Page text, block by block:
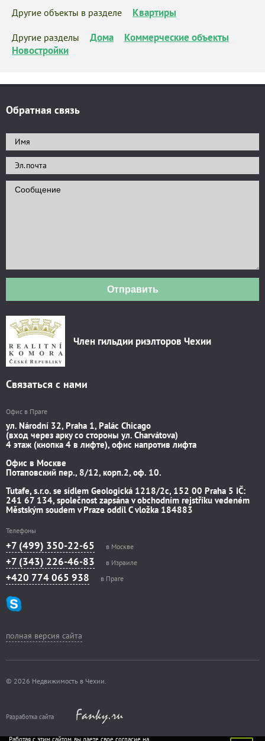
Другие объекты в разделе Квартиры
Другие разделы Дома
Коммерческие объекты
Новостройки
Обратная связь
Отправить
Член гильдии риэлторов Чехии
Связаться с нами
Офис в Праге
ул. Národní 32, Praha 1, Palác Chicago
(вход через арку со стороны ул. Charvátova)
4 этаж (кнопка 4 в лифте), офис напротив лифта
Офис в Москве
Потаповский пер., 8/12, корп.2, оф. 10.
Tutafe, s.r.o. se sídlem Geologická 1218/2c, 152 00 Praha 5 IČ:
241 67 134, společnost zapsána v obchodním rejstříku vedeném
Městským soudem v Praze oddíl C vložka 184883
Телефоны
+7 (499) 350-22-65 в Москве
+7 (343) 226-46-83 в Израиле
+420 774 065 938 в Праге
полная версия сайта
© 2026 Недвижимость в Чехии.
Разработка сайта
Работая с этим сайтом, вы даете свое согласие на